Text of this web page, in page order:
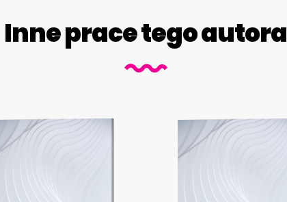
Inne prace tego autora